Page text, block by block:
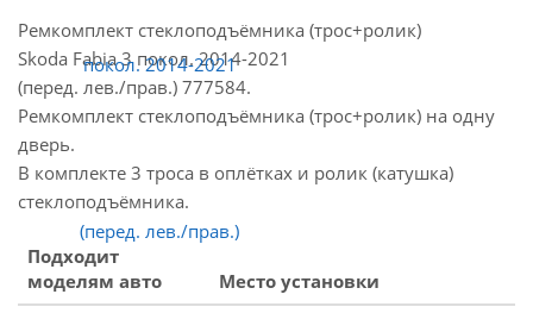
Ремкомплект стеклоподъёмника (трос+ролик)
Skoda Fabia 3 покол. 2014-2021
(перед. лев./прав.) 777584.
Ремкомплект стеклоподъёмника (трос+ролик) на одну
дверь.
В комплекте 3 троса в оплётках и ролик (катушка)
стеклоподъёмника.
Подходит
моделям авто
Место установки